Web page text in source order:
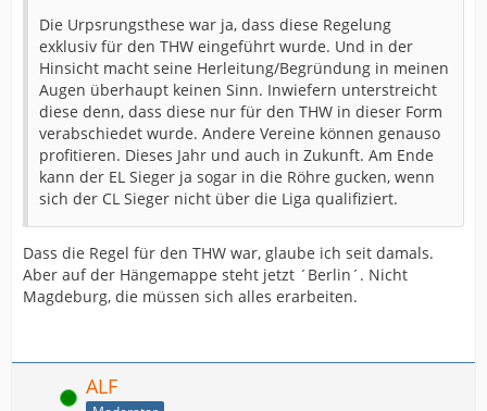
Die Urpsrungsthese war ja, dass diese Regelung
exklusiv für den THW eingeführt wurde. Und in der
Hinsicht macht seine Herleitung/Begründung in meinen
Augen überhaupt keinen Sinn. Inwiefern unterstreicht
diese denn, dass diese nur für den THW in dieser Form
verabschiedet wurde. Andere Vereine können genauso
profitieren. Dieses Jahr und auch in Zukunft. Am Ende
kann der EL Sieger ja sogar in die Röhre gucken, wenn
sich der CL Sieger nicht über die Liga qualifiziert.
Dass die Regel für den THW war, glaube ich seit damals.
Aber auf der Hängemappe steht jetzt ´Berlin´. Nicht
Magdeburg, die müssen sich alles erarbeiten.
Online ALF